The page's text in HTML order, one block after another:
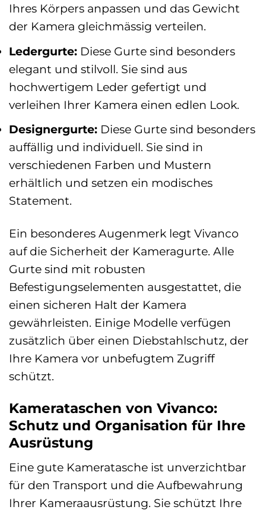
Ihres Körpers anpassen und das Gewicht
der Kamera gleichmässig verteilen.
Ledergurte: Diese Gurte sind besonders
elegant und stilvoll. Sie sind aus
hochwertigem Leder gefertigt und
verleihen Ihrer Kamera einen edlen Look.
Designergurte: Diese Gurte sind besonders
auffällig und individuell. Sie sind in
verschiedenen Farben und Mustern
erhältlich und setzen ein modisches
Statement.
Ein besonderes Augenmerk legt Vivanco
auf die Sicherheit der Kameragurte. Alle
Gurte sind mit robusten
Befestigungselementen ausgestattet, die
einen sicheren Halt der Kamera
gewährleisten. Einige Modelle verfügen
zusätzlich über einen Diebstahlschutz, der
Ihre Kamera vor unbefugtem Zugriff
schützt.
Kamerataschen von Vivanco:
Schutz und Organisation für Ihre
Ausrüstung
Eine gute Kameratasche ist unverzichtbar
für den Transport und die Aufbewahrung
Ihrer Kameraausrüstung. Sie schützt Ihre